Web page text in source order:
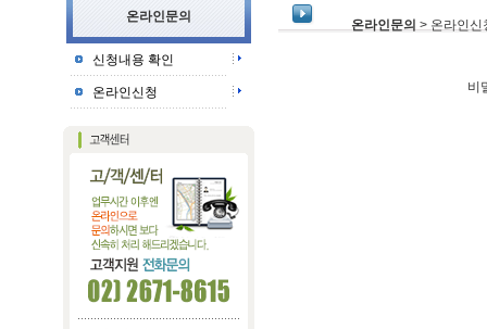
온라인문의
신청내용 확인
온라인신청
온라인문의 > 온라인신
비